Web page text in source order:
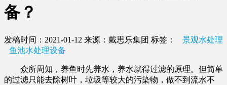
备？
发稿时间：2021-01-12 来源：戴思乐集团 标签：
景观水处理
鱼池水处理设备
众所周知，养鱼时先养水，养水就得过滤的原理。但简单
的过滤只能去除树叶，垃圾等较大的污染物，做不到流水不